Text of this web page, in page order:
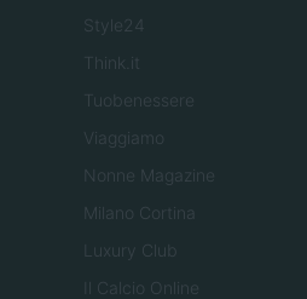
Style24
Think.it
Tuobenessere
Viaggiamo
Nonne Magazine
Milano Cortina
Luxury Club
Il Calcio Online